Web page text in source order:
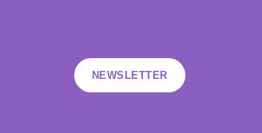
NEWSLETTER